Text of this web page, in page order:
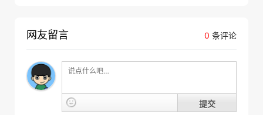
0 条评论
网友留言
提交